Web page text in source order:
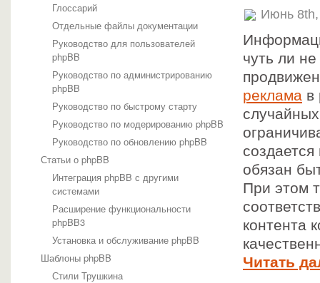
Глоссарий
Отдельные файлы документации
Руководство для пользователей
phpBB
Руководство по администрированию
phpBB
Руководство по быстрому старту
Руководство по модерированию phpBB
Руководство по обновлению phpBB
Статьи о phpBB
Интеграция phpBB с другими
системами
Расширение функциональности
phpBB3
Установка и обслуживание phpBB
Шаблоны phpBB
Стили Трушкина
Июнь
чуть ли
реклама в
обязан
При этом
контента
Читать